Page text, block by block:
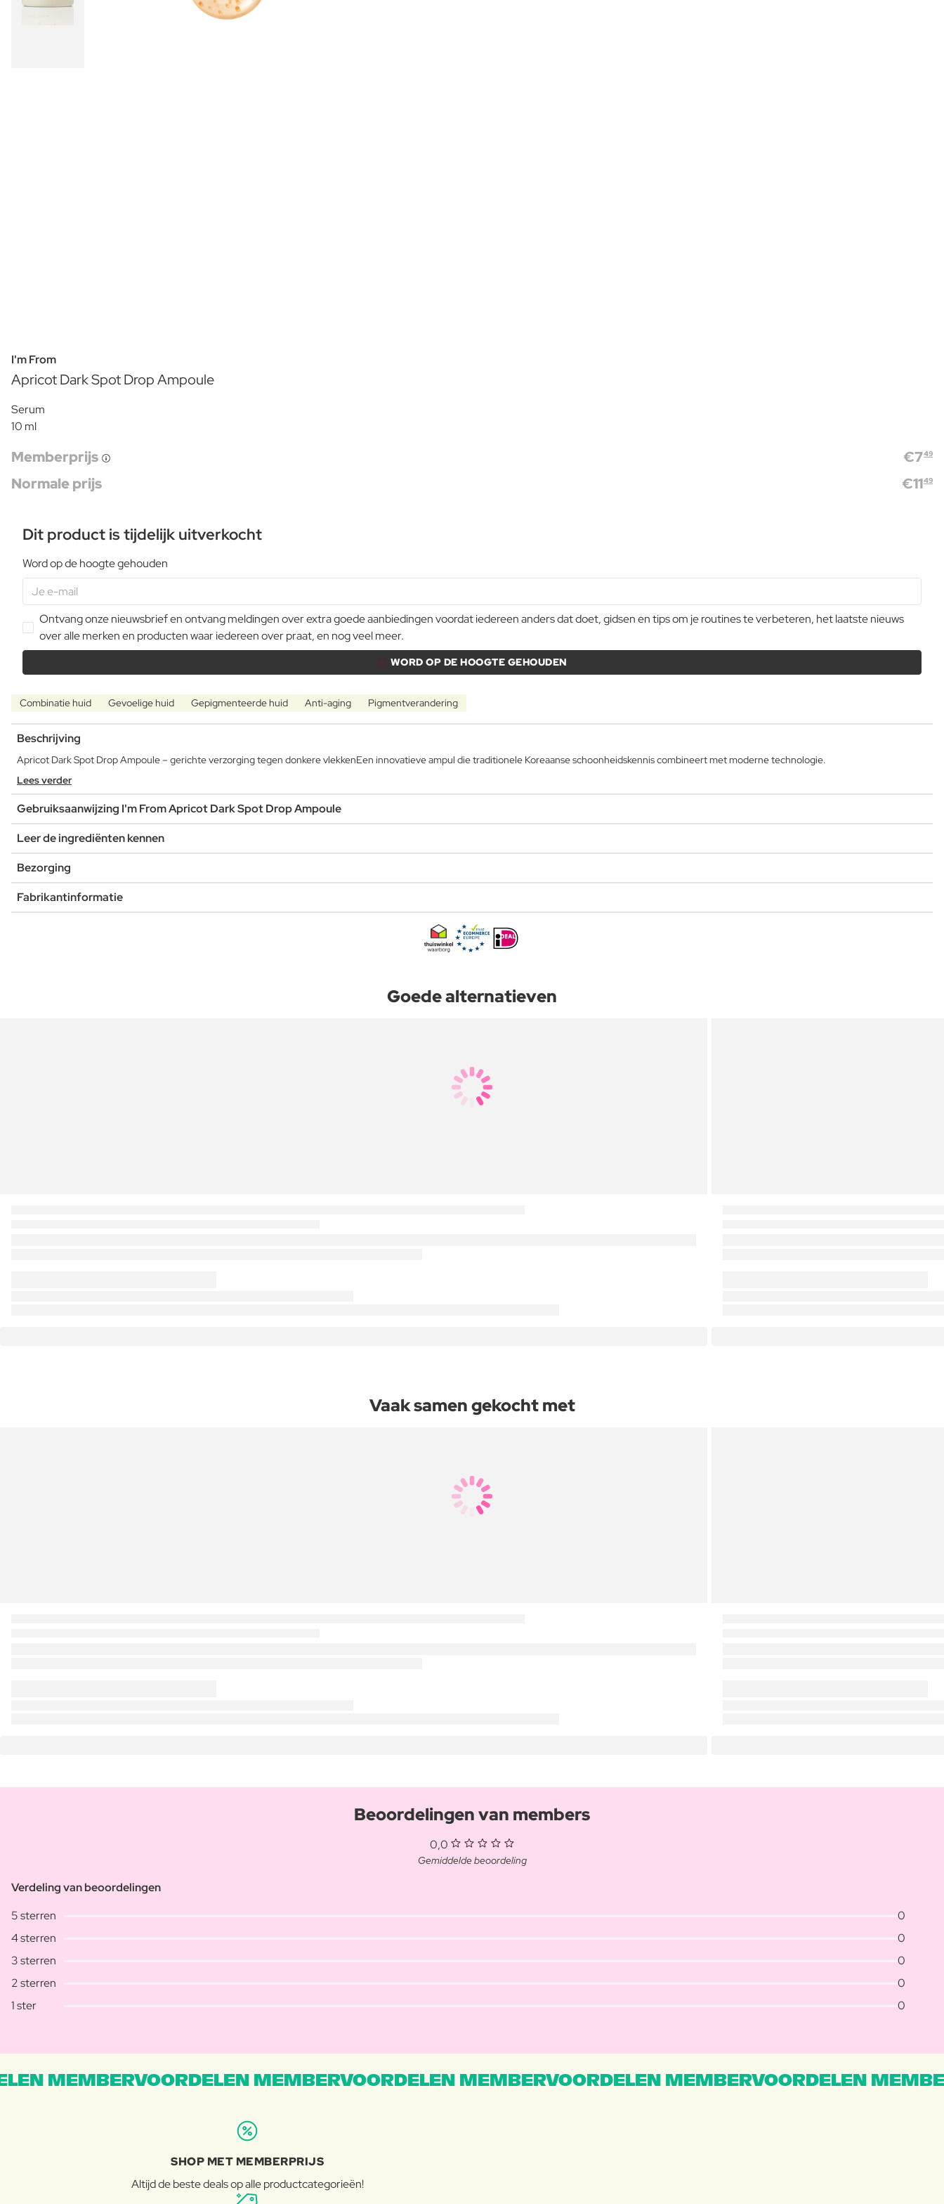
I'm From
Apricot Dark Spot Drop Ampoule
Serum
10 ml
Memberprijs €749
Normale prijs €1149
Dit product is tijdelijk uitverkocht
Word op de hoogte gehouden
Ontvang onze nieuwsbrief en ontvang meldingen over extra goede aanbiedingen voordat iedereen anders dat doet, gidsen en tips om je routines te verbeteren, het laatste nieuws
over alle merken en producten waar iedereen over praat, en nog veel meer.
WORD OP DE HOOGTE GEHOUDEN
Combinatie huid Gevoelige huid Gepigmenteerde huid Anti-aging Pigmentverandering
Beschrijving
Apricot Dark Spot Drop Ampoule – gerichte verzorging tegen donkere vlekkenEen innovatieve ampul die traditionele Koreaanse schoonheidskennis combineert met moderne technologie.
Lees verder
Gebruiksaanwijzing I'm From Apricot Dark Spot Drop Ampoule
Leer de ingrediënten kennen
Bezorging
Fabrikantinformatie
Goede alternatieven
Vaak samen gekocht met
Beoordelingen van members
0,0
Gemiddelde beoordeling
Verdeling van beoordelingen
5 sterren
0
4 sterren
0
3 sterren
0
2 sterren
0
1 ster
0
MEMBERVOORDELEN MEMBERVOORDELEN MEMBERVOORDELEN MEMBERVOORDELEN
SHOP MET MEMBERPRIJS
Altijd de beste deals op alle productcategorieën!